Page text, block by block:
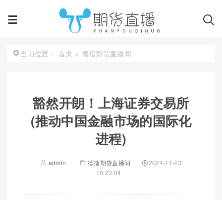
当前位置： 首页 > 德指期货直播间
豁然开朗！上海证券交易所
(推动中国金融市场的国际化
进程)
admin 德指期货直播间
2024-11-23
10:23:04